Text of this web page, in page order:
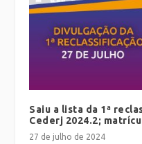
Saiu a lista da 1ª
Cederj 2024.2;
27 de julho de 2024